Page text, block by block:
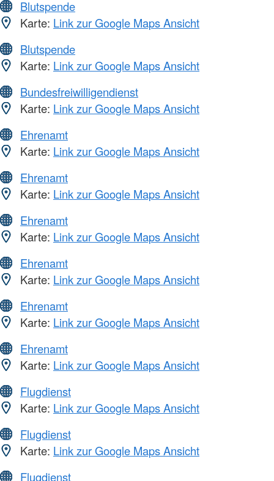
Blutspende
Karte: Link zur Google Maps Ansicht
Blutspende
Karte: Link zur Google Maps Ansicht
Bundesfreiwilligendienst
Karte: Link zur Google Maps Ansicht
Ehrenamt
Karte: Link zur Google Maps Ansicht
Ehrenamt
Karte: Link zur Google Maps Ansicht
Ehrenamt
Karte: Link zur Google Maps Ansicht
Ehrenamt
Karte: Link zur Google Maps Ansicht
Ehrenamt
Karte: Link zur Google Maps Ansicht
Ehrenamt
Karte: Link zur Google Maps Ansicht
Flugdienst
Karte: Link zur Google Maps Ansicht
Flugdienst
Karte: Link zur Google Maps Ansicht
Flugdienst